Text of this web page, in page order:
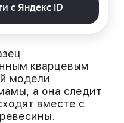
кварцевым
модели
а она следит
вместе с